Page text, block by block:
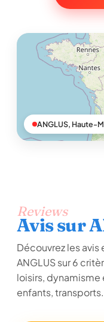
ANGLUS, Haute-
Reviews
Avis sur
Découvrez les
ANGLUS sur 6
loisirs,
enfants, transports.